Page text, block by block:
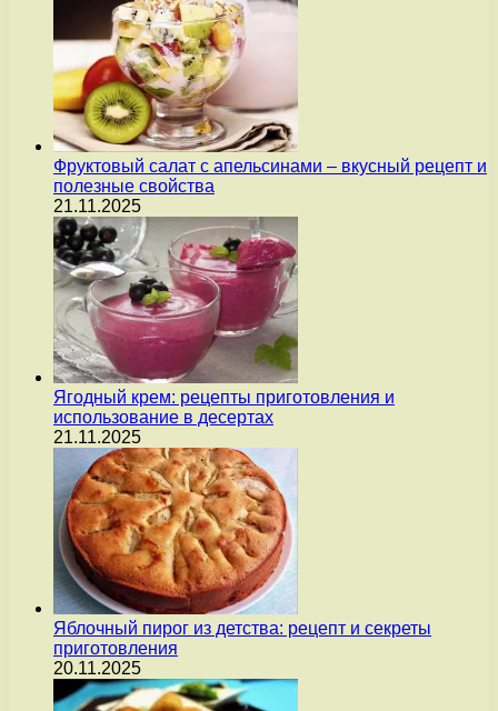
Фруктовый салат с апельсинами – вкусный рецепт и
полезные свойства
21.11.2025
Ягодный крем: рецепты приготовления и
использование в десертах
21.11.2025
Яблочный пирог из детства: рецепт и секреты
приготовления
20.11.2025